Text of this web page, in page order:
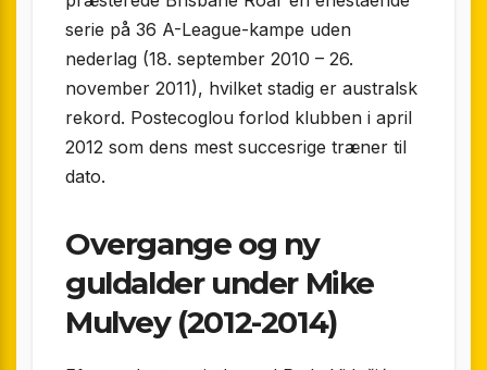
serie på 36 A-League-kampe uden
nederlag (18. september 2010 – 26.
november 2011), hvilket stadig er australsk
rekord. Postecoglou forlod klubben i april
2012 som dens mest succesrige træner til
dato.
Overgange og ny
guldalder under Mike
Mulvey (2012-2014)